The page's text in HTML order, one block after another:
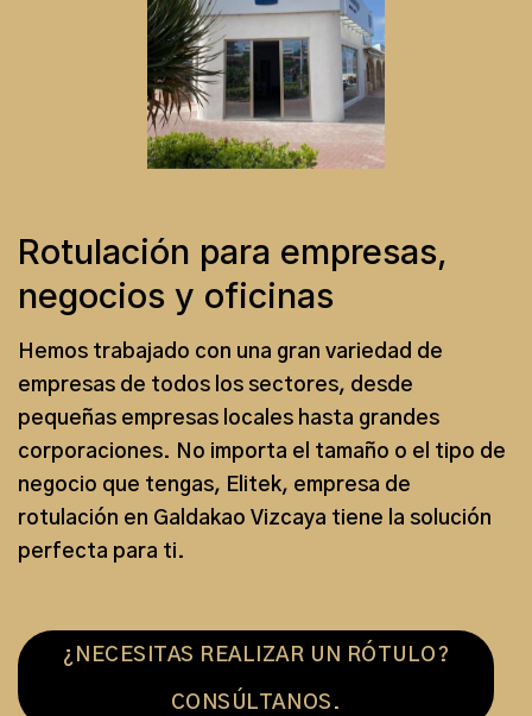
Rotulación para empresas,
negocios y oficinas
Hemos trabajado con una gran variedad de
empresas de todos los sectores, desde
pequeñas empresas locales hasta grandes
corporaciones. No importa el tamaño o el tipo de
negocio que tengas, Elitek, empresa de
rotulación en Galdakao Vizcaya tiene la solución
perfecta para ti.
¿NECESITAS REALIZAR UN RÓTULO?
CONSÚLTANOS.